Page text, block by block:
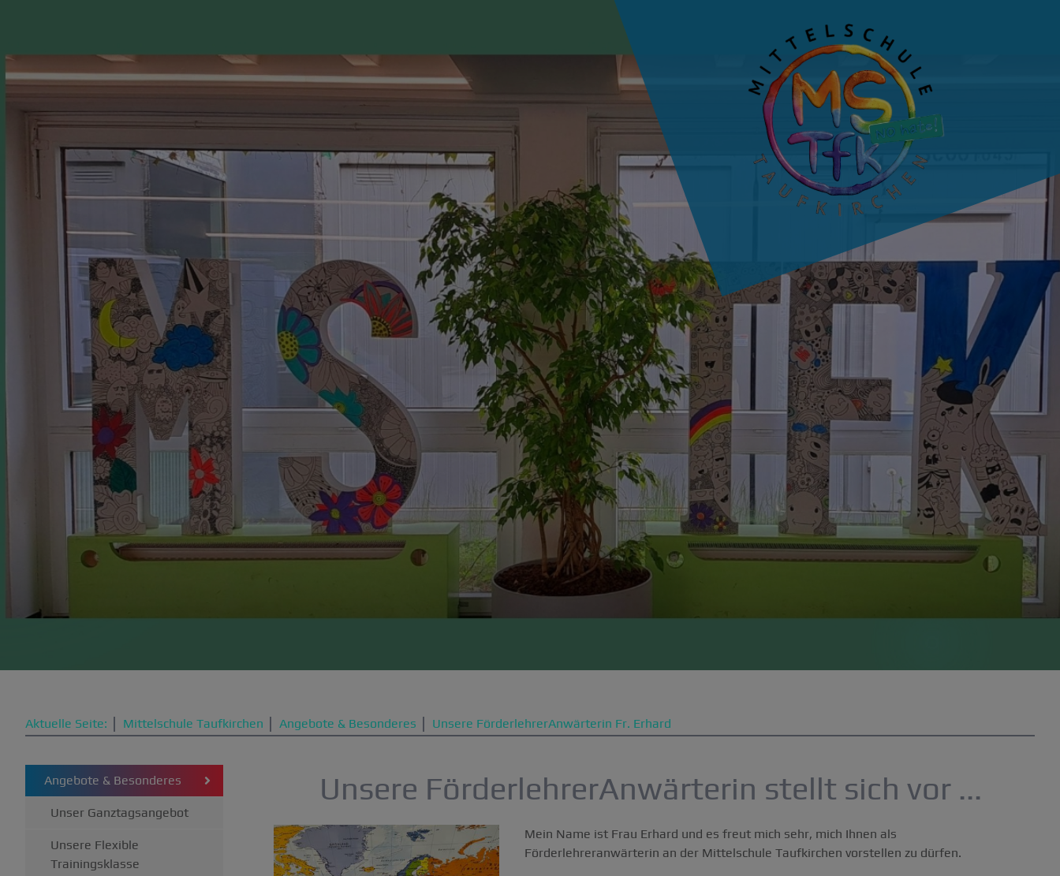
Angebote & Besonderes
Unser Ganztagsangebot
Unsere Flexible
Trainingsklasse
Aktuelle Seite: Mittelschule Taufkirchen Angebote & Besonderes Unsere FörderlehrerAnwärterin Fr. Erhard
Unsere FörderlehrerAnwärterin stellt sich vor ...
Mein Name ist Frau Erhard und es freut mich sehr, mich Ihnen als
Förderlehreranwärterin an der Mittelschule Taufkirchen vorstellen zu dürfen.